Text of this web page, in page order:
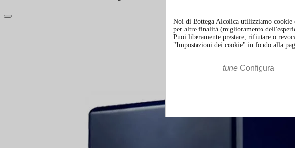
Noi di Bottega Alcolica utilizziamo cookie
per altre finalità (miglioramento
Puoi liberamente prestare, rifiutare o
"Impostazioni dei cookie" in fondo alla
tune Configura